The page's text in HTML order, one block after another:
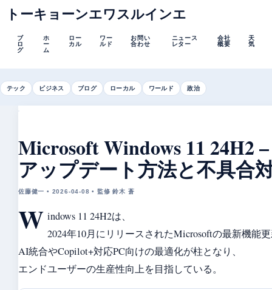
トーキョーンエワスルインエ
ブ
ロ
グ
ホ
ー
ム
ロー
カル
ワー
ルド
お問い
合わせ
ニュース
レター
会社
概要
天
気
テック ビジネス ブログ ローカル ワールド 政治
Microsoft Windows 11 24H2
アップデート方法と不具合
佐藤健一 • 2026-04-08 • 監修 鈴木 蒼
W indows 11 24H2は、
2024年10月にリリースされたMicrosoftの最新機能
AI統合やCopilot+対応PC向けの最適化が柱となり、
エンドユーザーの生産性向上を目指している。